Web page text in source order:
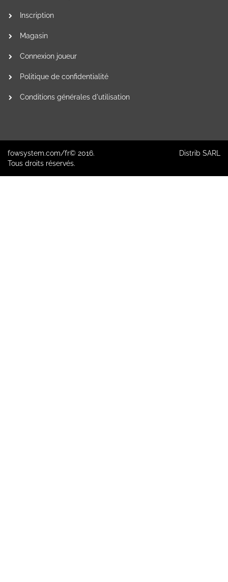
Inscription
Magasin
Connexion joueur
Politique de confidentialité
Conditions générales d'utilisation
fowsystem.com/fr© 2016.
Tous droits réservés.
Distrib SARL